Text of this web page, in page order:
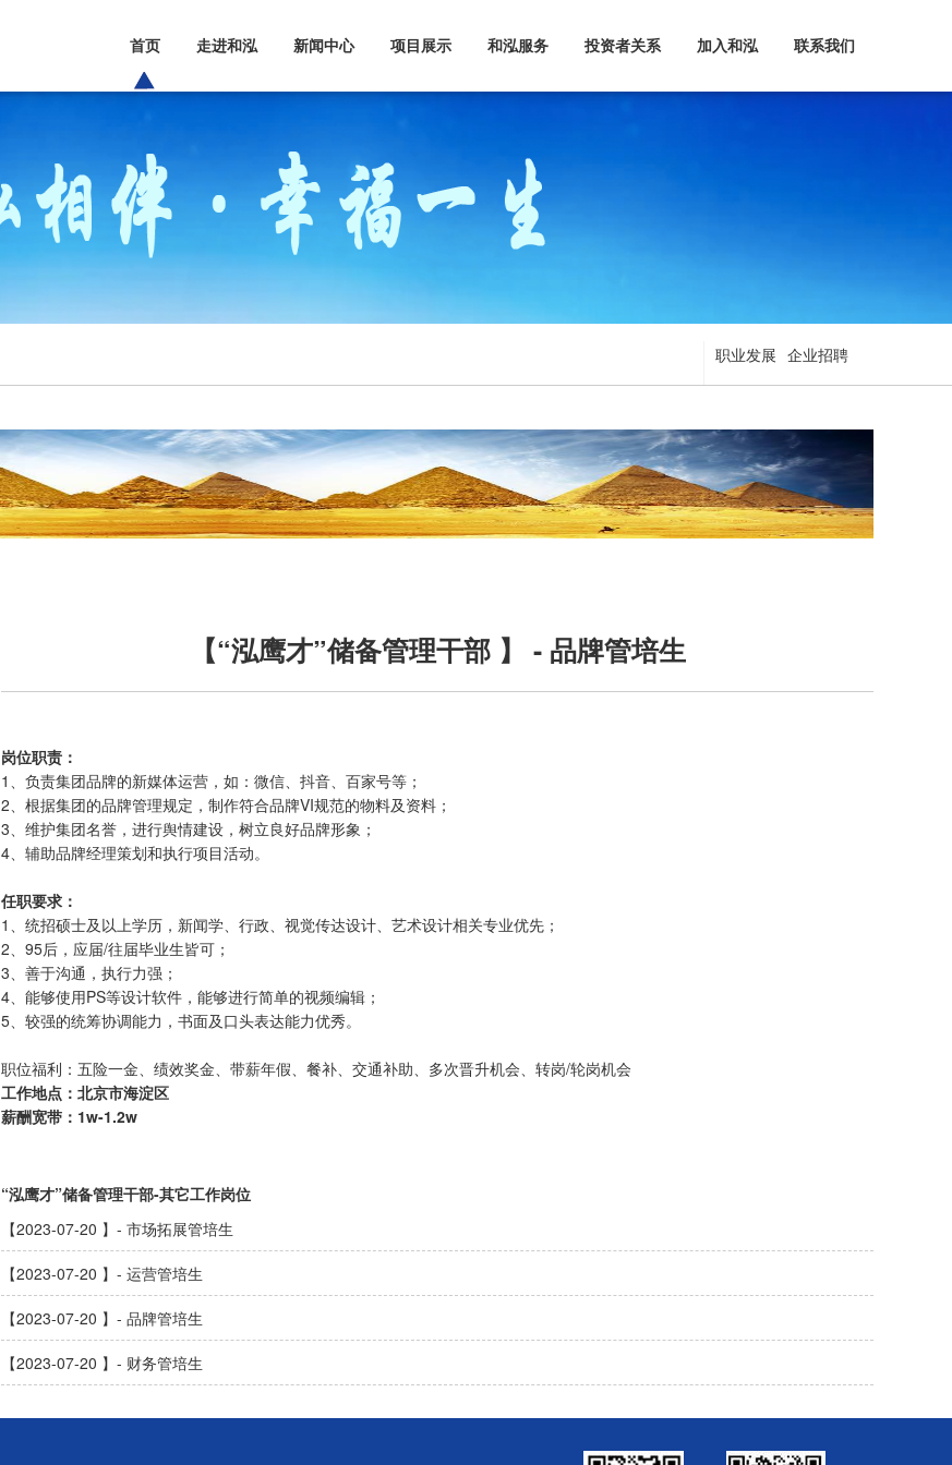
首页 走进和泓 新闻中心 项目展示 和泓服务 投资者关系 加入和泓 联系我们
职业发展 企业招聘
【“泓鹰才”储备管理干部 】 - 品牌管培生
岗位职责：
1、负责集团品牌的新媒体运营，如：微信、抖音、百家号等；
2、根据集团的品牌管理规定，制作符合品牌VI规范的物料及资料；
3、维护集团名誉，进行舆情建设，树立良好品牌形象；
4、辅助品牌经理策划和执行项目活动。
任职要求：
1、统招硕士及以上学历，新闻学、行政、视觉传达设计、艺术设计相关专业优先；
2、95后，应届/往届毕业生皆可；
3、善于沟通，执行力强；
4、能够使用PS等设计软件，能够进行简单的视频编辑；
5、较强的统筹协调能力，书面及口头表达能力优秀。
职位福利：五险一金、绩效奖金、带薪年假、餐补、交通补助、多次晋升机会、转岗/轮岗机会
工作地点：北京市海淀区
薪酬宽带： 1w-1.2w
“泓鹰才”储备管理干部-其它工作岗位
【2023-07-20 】- 市场拓展管培生
【2023-07-20 】- 运营管培生
【2023-07-20 】- 品牌管培生
【2023-07-20 】- 财务管培生